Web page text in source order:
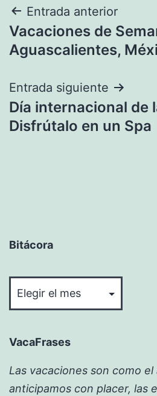
Navegación
de
Entrada anterior
Vacaciones de
Aguascalientes,
Entrada siguiente
Día internacional de
Disfrútalo en un Spa
Bitácora
VacaFrases
Las vacaciones son como el
anticipamos con placer, las